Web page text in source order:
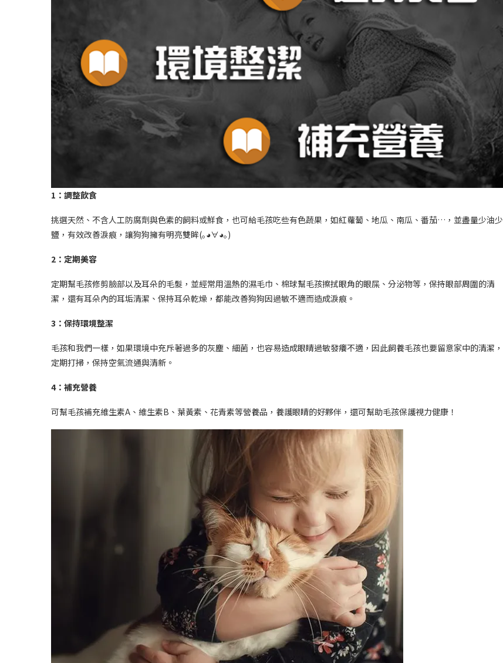
1：調整飲食
挑選天然、不含人工防腐劑與色素的飼料或鮮食，也可給毛孩吃些有色蔬果，如紅蘿蔔、地瓜、南瓜、番茄…，並盡量少油少
鹽，有效改善淚痕，讓狗狗擁有明亮雙眸(｡◕∀◕｡)
2：定期美容
定期幫毛孩修剪臉部以及耳朵的毛髮，並經常用溫熱的濕毛巾、棉球幫毛孩擦拭眼角的眼屎、分泌物等，保持眼部周圍的清
潔，還有耳朵內的耳垢清潔、保持耳朵乾燥，都能改善狗狗因過敏不適而造成淚痕。
3：保持環境整潔
毛孩和我們一樣，如果環境中充斥著過多的灰塵、細菌，也容易造成眼睛過敏發癢不適，因此飼養毛孩也要留意家中的清潔，
定期打掃，保持空氣流通與清新。
4：補充營養
可幫毛孩補充維生素A、維生素B、葉黃素、花青素等營養品，養護眼睛的好夥伴，還可幫助毛孩保護視力健康！